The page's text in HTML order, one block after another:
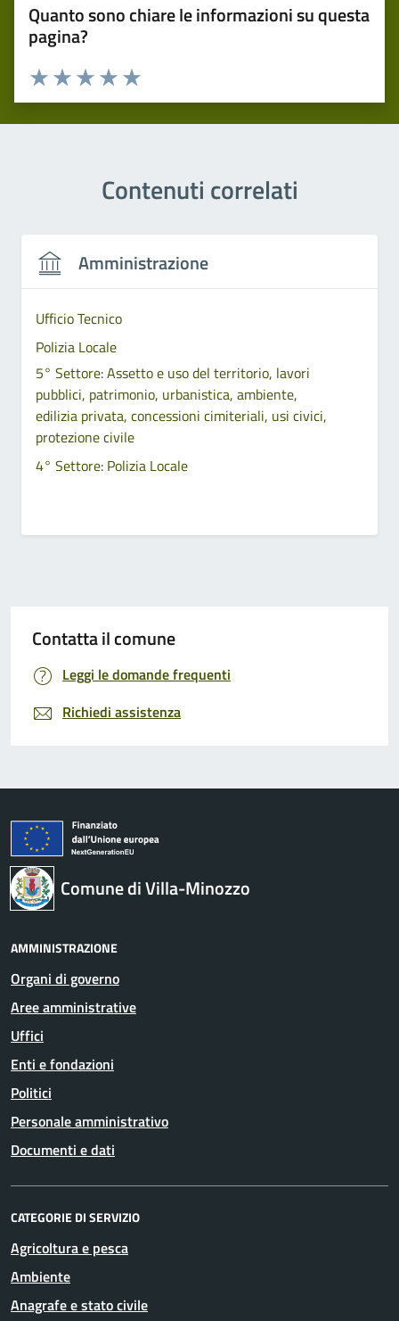
Quanto sono chiare le informazioni su questa
pagina?
Valuta 5 stelle su 5
Valuta 4 stelle su 5
Valuta 3 stelle su 5
Valuta 2 stelle su 5
Valuta 1 stelle su 5
Contenuti correlati
Amministrazione
Ufficio Tecnico
Polizia Locale
5° Settore: Assetto e uso del territorio, lavori
pubblici, patrimonio, urbanistica, ambiente,
edilizia privata, concessioni cimiteriali, usi civici,
protezione civile
4° Settore: Polizia Locale
Contatta il comune
Leggi le domande frequenti
Richiedi assistenza
Comune di Villa-Minozzo
AMMINISTRAZIONE
Organi di governo
Aree amministrative
Uffici
Enti e fondazioni
Politici
Personale amministrativo
Documenti e dati
CATEGORIE DI SERVIZIO
Agricoltura e pesca
Ambiente
Anagrafe e stato civile